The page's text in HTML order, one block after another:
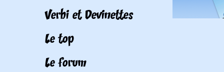
Verbi et Devinettes
Le top
Le forum